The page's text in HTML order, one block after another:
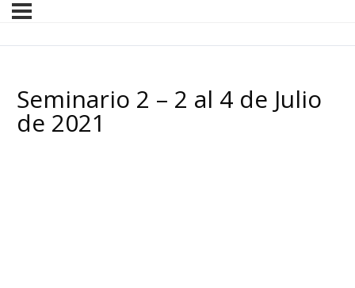
Seminario 2 – 2 al 4 de Julio
de 2021